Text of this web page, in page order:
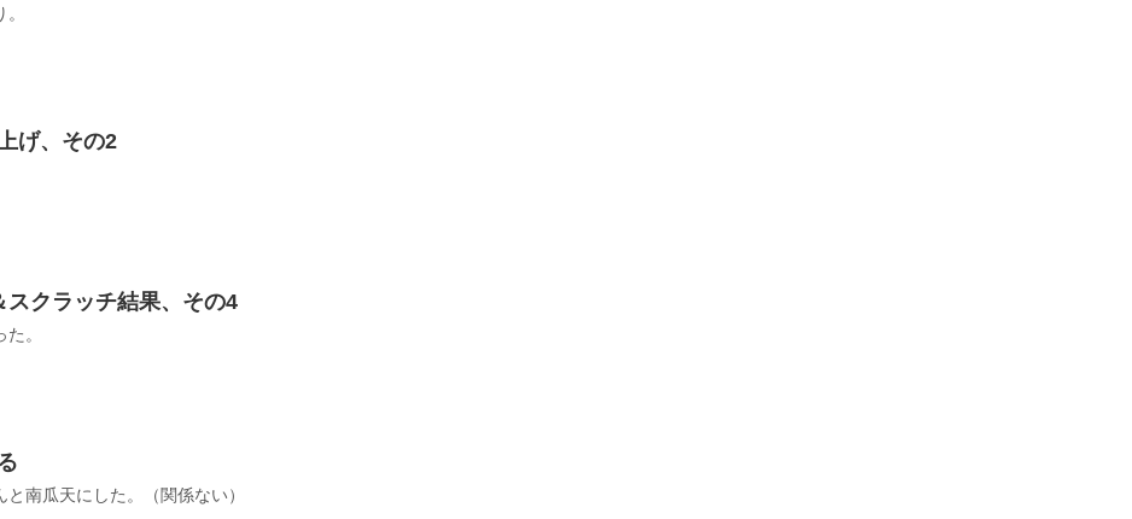
げ、その2
スクラッチ結果、その4
。
南瓜天にした。（関係ない）